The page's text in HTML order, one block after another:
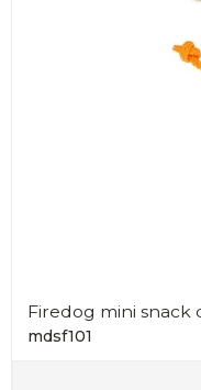
Firedog mini snack
mdsf101